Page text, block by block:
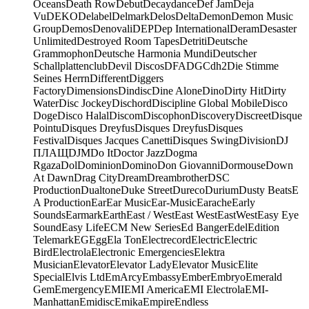
OceansDeath RowDebutDecaydanceDef JamDeja
VuDEKODelabelDelmarkDelosDeltaDemonDemon Music
GroupDemosDenovaliDEPDep InternationalDeramDesaster
UnlimitedDestroyed Room TapesDetritiDeutsche
GrammophonDeutsche Harmonia MundiDeutscher
SchallplattenclubDevil DiscosDFADGCdh2Die Stimme
Seines HerrnDifferentDiggers
FactoryDimensionsDindiscDine AloneDinoDirty HitDirty
WaterDisc JockeyDischordDiscipline Global MobileDisco
DogeDisco HalalDiscomDiscophonDiscoveryDiscreetDisque
PointuDisques DreyfusDisques DreyfusDisques
FestivalDisques Jacques CanettiDisques SwingDivisionDJ
ПЛАЩDJMDo ItDoctor JazzDogma
RgazaDolDominionDominoDon GiovanniDormouseDown
At DawnDrag CityDreamDreambrotherDSC
ProductionDualtoneDuke StreetDurecoDuriumDusty BeatsE
A ProductionEarEar MusicEar-MusicEaracheEarly
SoundsEarmarkEarthEast / WestEast WestEastWestEasy Eye
SoundEasy LifeECM New SeriesEd BangerEdelEdition
TelemarkEGEggEla TonElectrecordElectricElectric
BirdElectrolaElectronic EmergenciesElektra
MusicianElevatorElevator LadyElevator MusicElite
SpecialElvis LtdEmArcyEmbassyEmberEmbryoEmerald
GemEmergencyEMIEMI AmericaEMI ElectrolaEMI-
ManhattanEmidiscEmikaEmpireEndless